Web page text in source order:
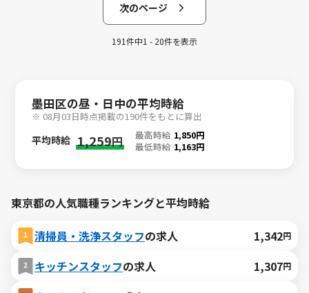
次のページ
191件中1 - 20件を表示
墨田区の昼・日中の平均時給
※ 08月03日時点掲載の190件をもとに算出
平均時給 1,259円 最高時給 1,850円
最低時給 1,163円
東京都の人気職種ランキングと平均時給
清掃員・洗浄スタッフの求人 1,342円
キッチンスタッフの求人 1,307円